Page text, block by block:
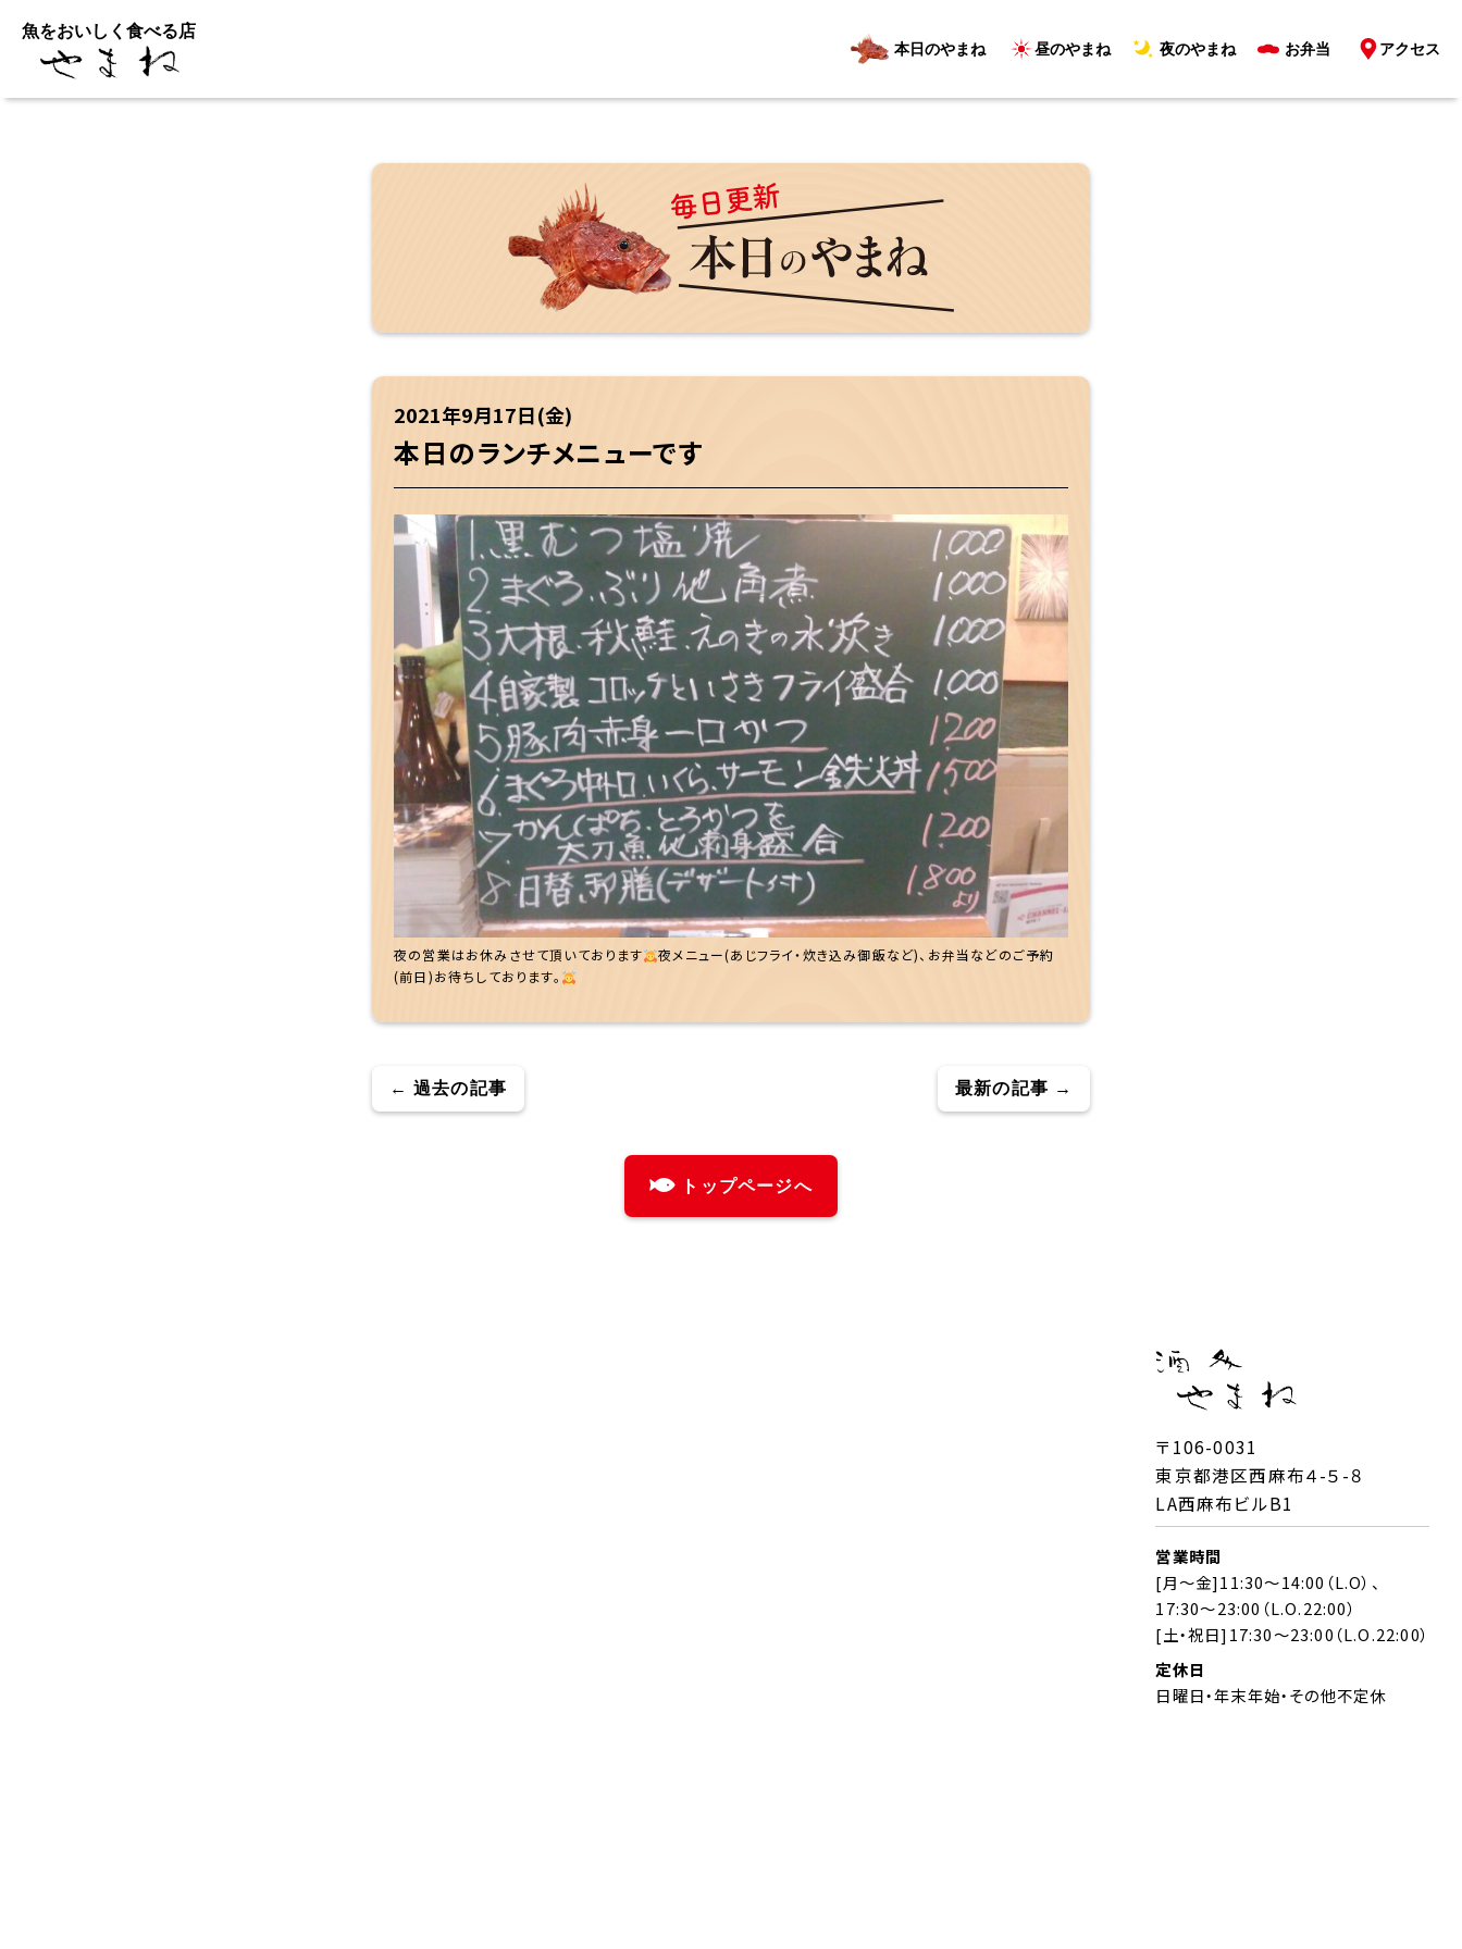
魚をおいしく食べる店
本日のやまね 昼のやまね 夜のやまね お弁当 アクセス
2021年9月17日(金)
本日のランチメニューです
夜の営業はお休みさせて頂いております
夜メニュー(あじフライ・炊き込み御飯など)、お弁当などのご予約
(前日)お待ちしております。
← 過去の記事 最新の記事 →
トップページへ
〒106-0031
東京都港区西麻布４-５-８
LA西麻布ビルB1
営業時間
[月～金]11:30～14:00（L.O）、
17:30～23:00（L.O.22:00）
[土・祝日]17:30～23:00（L.O.22:00）
定休日
日曜日・年末年始・その他不定休